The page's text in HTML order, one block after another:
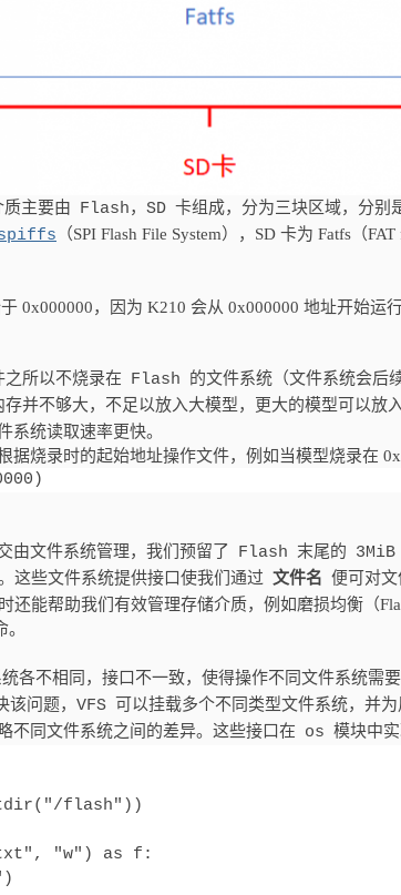
质主要由 Flash， SD 卡组成，分为三块区域，分别
（SPI Flash File System），SD 卡为 Fatfs（FAT
0x000000，因为 K210 会从 0x000000 地址开始运行
之所以不烧录在 Flash 的文件系统（文件系统会后
并不够大，不足以放入大模型，更大的模型可以放
系统读取速率更快。
据烧录时的起始地址操作文件，例如当模型烧录在
由文件系统管理，我们预留了 Flash 末尾的 3MiB
这些文件系统提供接口使我们通过 文件名 便可对
还能帮助我们有效管理存储介质，例如磨损均衡（
各不相同，接口不一致，使得操作不同文件系统需
问题， VFS 可以挂载多个不同类型文件系统，并
不同文件系统之间的差异。这些接口在 os 模块中
flash"))
"w") as f: